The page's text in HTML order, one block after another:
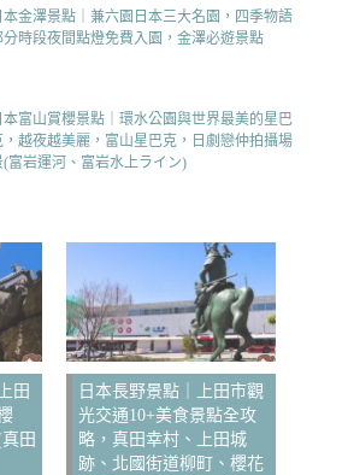
本金澤景點｜兼六園日本三大名園，四季物語
分時段夜間點燈免費入園，金澤必遊景點
本富山賞櫻景點｜環水公園與世界最美的星巴
，越夜越美麗，富山星巴克，日劇戀仲拍攝場
(富岩運河、富岩水上ライン)
田
田
日本長野景點｜上田市觀
光交通10+美食景點全攻
略，真田幸村、上田城
跡、北國街道柳町、櫻花